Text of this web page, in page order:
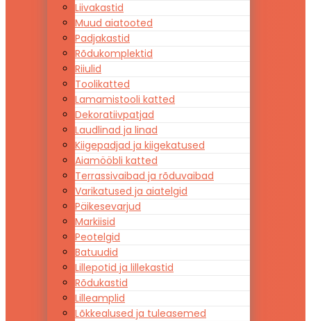
Liivakastid
Muud aiatooted
Padjakastid
Rõdukomplektid
Riiulid
Toolikatted
Lamamistooli katted
Dekoratiivpatjad
Laudlinad ja linad
Kiigepadjad ja kiigekatused
Aiamööbli katted
Terrassivaibad ja rõduvaibad
Varikatused ja aiatelgid
Päikesevarjud
Markiisid
Peotelgid
Batuudid
Lillepotid ja lillekastid
Rõdukastid
Lilleamplid
Lõkkealused ja tuleasemed